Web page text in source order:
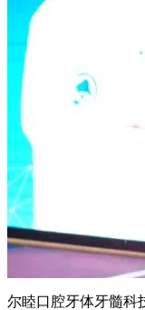
尔睦口腔牙体牙髓科